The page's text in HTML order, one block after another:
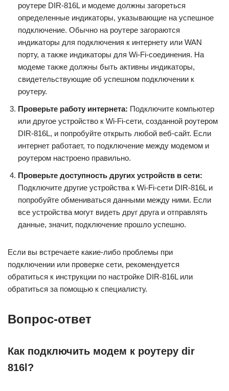
роутере DIR-816L и модеме должны загореться
определенные индикаторы, указывающие на успешное
подключение. Обычно на роутере загораются
индикаторы для подключения к интернету или WAN
порту, а также индикаторы для Wi-Fi-соединения. На
модеме также должны быть активны индикаторы,
свидетельствующие об успешном подключении к
роутеру.
Проверьте работу интернета: Подключите компьютер
или другое устройство к Wi-Fi-сети, созданной роутером
DIR-816L, и попробуйте открыть любой веб-сайт. Если
интернет работает, то подключение между модемом и
роутером настроено правильно.
Проверьте доступность других устройств в сети:
Подключите другие устройства к Wi-Fi-сети DIR-816L и
попробуйте обмениваться данными между ними. Если
все устройства могут видеть друг друга и отправлять
данные, значит, подключение прошло успешно.
Если вы встречаете какие-либо проблемы при
подключении или проверке сети, рекомендуется
обратиться к инструкции по настройке DIR-816L или
обратиться за помощью к специалисту.
Вопрос-ответ
Как подключить модем к роутеру dir
816l?